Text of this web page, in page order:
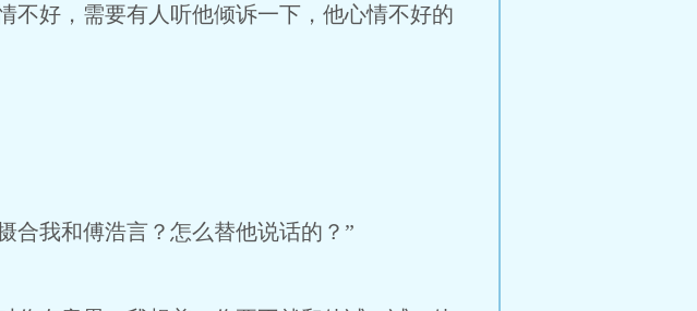
不好，需要有人听他倾诉一下，他心情不好的
合我和傅浩言？怎么替他说话的？”